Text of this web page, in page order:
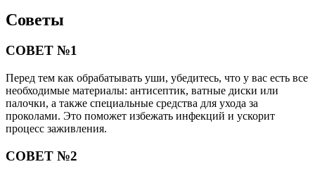
Советы
СОВЕТ №1
Перед тем как обрабатывать уши, убедитесь, что у вас есть все
необходимые материалы: антисептик, ватные диски или
палочки, а также специальные средства для ухода за
проколами. Это поможет избежать инфекций и ускорит
процесс заживления.
СОВЕТ №2